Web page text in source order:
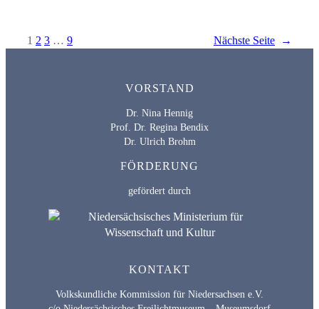
1 2 3 … 9 Nächste Seite →
VORSTAND
Dr. Nina Hennig
Prof. Dr. Regina Bendix
Dr. Ulrich Brohm
FÖRDERUNG
gefördert durch
KONTAKT
Volkskundliche Kommission für Niedersachsen e.V.